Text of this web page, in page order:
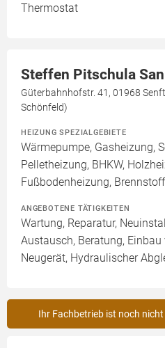
Thermostat
Steffen Pitschula
Güterbahnhofstr. 41, 01968
Schönfeld)
HEIZUNG SPEZIALGEBIETE
Wärmepumpe, Gasheizung,
Pelletheizung, BHKW,
Fußbodenheizung,
ANGEBOTENE TÄTIGKEITEN
Wartung, Reparatur,
Austausch, Beratung,
Neugerät, Hydraulischer
Ihr Fachbetrieb ist noch